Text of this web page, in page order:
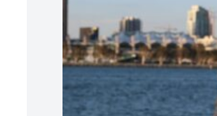
cofanetti beauty preziosi
per un regalo adatto ad
ogni capello